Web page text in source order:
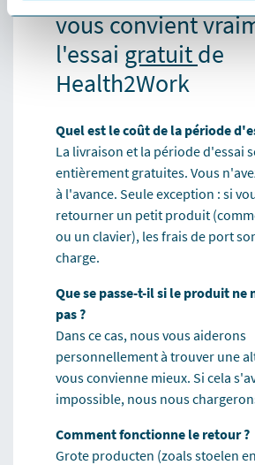
vous convient
l'essai gratuitde
Health2Work
Quel est le coût de la période
La livraison et la période d'essai
entièrement gratuites. Vous
à l'avance. Seule exception : si
retourner un petit produit
ou un clavier), les frais de port
charge.
Que se passe-t-il si le produit ne
pas ?
Dans ce cas, nous vous aiderons
personnellement à trouver une
vous convienne mieux. Si cela
impossible, nous nous
Comment fonctionne le retour ?
Grote producten (zoals stoelen